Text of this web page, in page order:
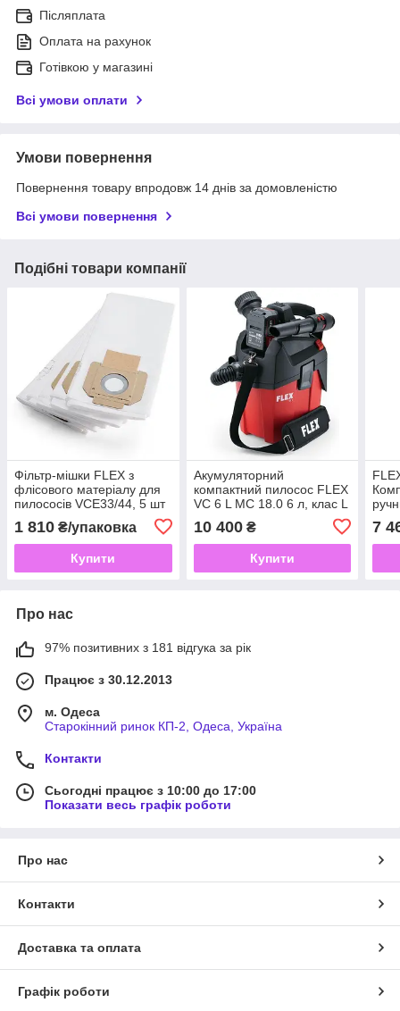
Післяплата
Оплата на рахунок
Готівкою у магазині
Всі умови оплати
Умови повернення
Повернення товару впродовж 14 днів за домовленістю
Всі умови повернення
Подібні товари компанії
Фільтр-мішки FLEX з
флісового матеріалу для
пилососів VCE33/44, 5 шт
1 810 ₴/упаковка
Купити
Акумуляторний
компактний пилосос FLEX
VC 6 L MC 18.0 6 л, клас L
10 400₴
Купити
7
Про нас
97% позитивних з 181 відгука за рік
Працює з 30.12.2013
м. Одеса
Старокінний ринок КП-2, Одеса, Україна
Контакти
Сьогодні працює з 10:00 до 17:00
Показати весь графік роботи
Про нас
Контакти
Доставка та оплата
Графік роботи